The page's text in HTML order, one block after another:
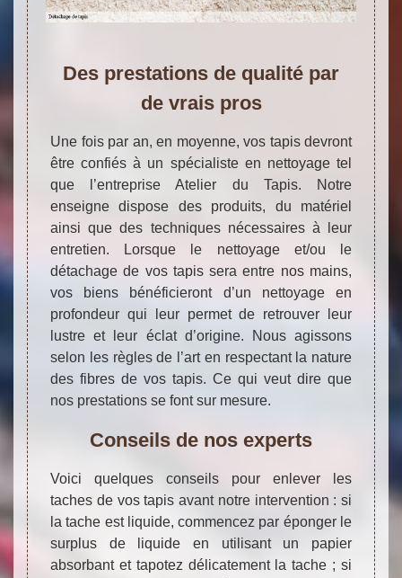
Des prestations de qualité par
de vrais pros
Une fois par an, en moyenne, vos tapis devront
être confiés à un spécialiste en nettoyage tel
que l’entreprise Atelier du Tapis. Notre
enseigne dispose des produits, du matériel
ainsi que des techniques nécessaires à leur
entretien. Lorsque le nettoyage et/ou le
détachage de vos tapis sera entre nos mains,
vos biens bénéficieront d’un nettoyage en
profondeur qui leur permet de retrouver leur
lustre et leur éclat d’origine. Nous agissons
selon les règles de l’art en respectant la nature
des fibres de vos tapis. Ce qui veut dire que
nos prestations se font sur mesure.
Conseils de nos experts
Voici quelques conseils pour enlever les
taches de vos tapis avant notre intervention : si
la tache est liquide, commencez par éponger le
surplus de liquide en utilisant un papier
absorbant et tapotez délicatement la tache ; si